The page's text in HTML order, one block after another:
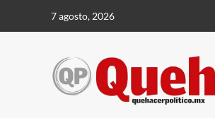
7 agosto, 2026